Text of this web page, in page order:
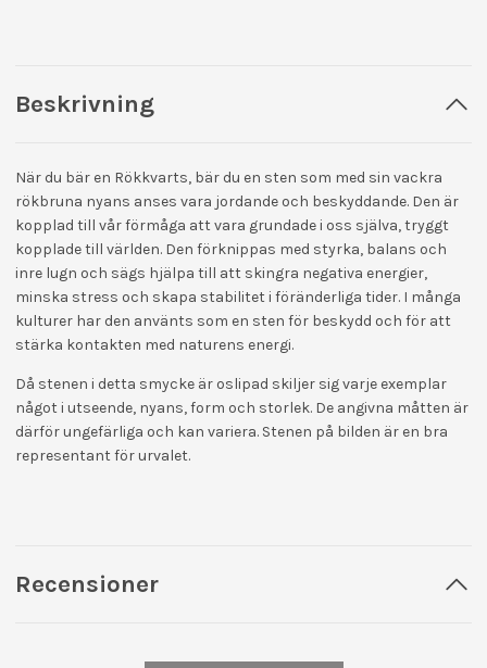
Beskrivning
När du bär en Rökkvarts, bär du en sten som med sin vackra
rökbruna nyans anses vara jordande och beskyddande. Den är
kopplad till vår förmåga att vara grundade i oss själva, tryggt
kopplade till världen. Den förknippas med styrka, balans och
inre lugn och sägs hjälpa till att skingra negativa energier,
minska stress och skapa stabilitet i föränderliga tider. I många
kulturer har den använts som en sten för beskydd och för att
stärka kontakten med naturens energi.
Då stenen i detta smycke är oslipad skiljer sig varje exemplar
något i utseende, nyans, form och storlek. De angivna måtten är
därför ungefärliga och kan variera. Stenen på bilden är en bra
representant för urvalet.
Recensioner